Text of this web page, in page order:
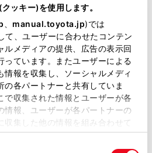
ッキー)を使用します。
manual.toyota.jp)では
、ユーザーに合わせたコンテン
ルメディアの提供、広告の表示回
っています。またユーザーによる
報を収集し、ソーシャルメディ
の各パートナーと共有していま
で収集された情報とユーザーが各
情報、ユーザーが各パートナーの
収集した他の情報を組み合わせて
当ウェブサイトの使用を続行する